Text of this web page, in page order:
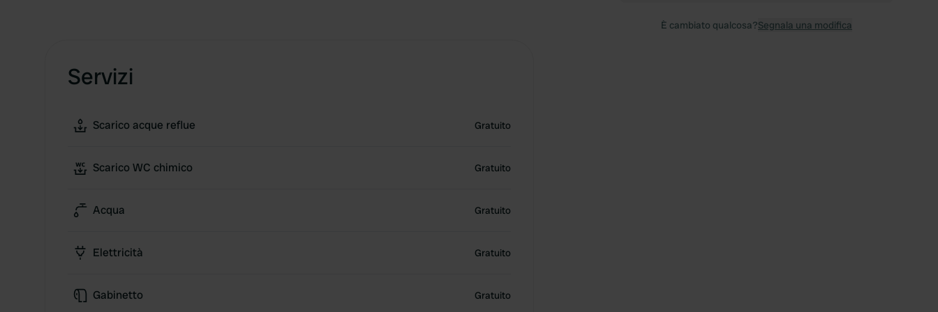
Servizi
Scarico acque reflue Gratuito
Scarico WC chimico Gratuito
Acqua Gratuito
Elettricità Gratuito
Gabinetto Gratuito
È cambiato qualcosa?Segnala una modifica